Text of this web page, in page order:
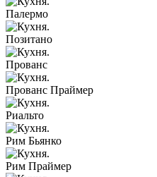
Палермо
Позитано
Прованс
Прованс Праймер
Риальто
Рим Бьянко
Рим Праймер